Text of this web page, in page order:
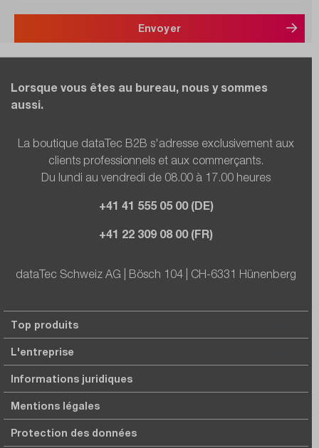
Envoyer
Lorsque vous êtes au bureau, nous y sommes
aussi.
La boutique dataTec B2B s'adresse exclusivement aux
clients professionnels et aux commerçants.
Du lundi au vendredi de 08.00 à 17.00 heures
+41 41 555 05 00 (DE)
+41 22 309 08 00 (FR)
dataTec Schweiz AG | Bösch 104 | CH-6331 Hünenberg
Top produits
L'entreprise
Informations juridiques
Mentions légales
Protection des données